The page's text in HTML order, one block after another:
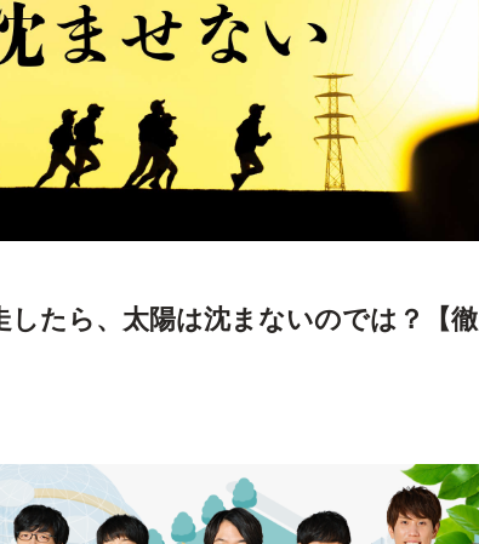
したら、太陽は沈まないのでは？【徹